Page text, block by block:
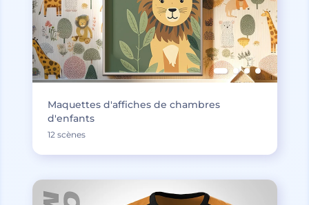
Maquettes d'affiches de chambres
d'enfants
12 scènes